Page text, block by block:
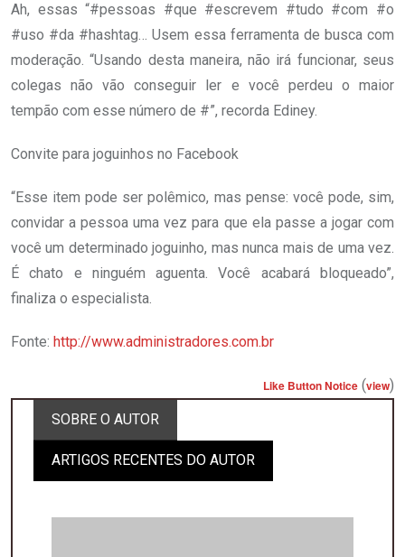
Ah, essas “#pessoas #que #escrevem #tudo #com #o
#uso #da #hashtag… Usem essa ferramenta de busca com
moderação. “Usando desta maneira, não irá funcionar, seus
colegas não vão conseguir ler e você perdeu o maior
tempão com esse número de #”, recorda Ediney.
Convite para joguinhos no Facebook
“Esse item pode ser polêmico, mas pense: você pode, sim,
convidar a pessoa uma vez para que ela passe a jogar com
você um determinado joguinho, mas nunca mais de uma vez.
É chato e ninguém aguenta. Você acabará bloqueado”,
finaliza o especialista.
Fonte: http://www.administradores.com.br
Like Button Notice (view)
SOBRE O AUTOR
ARTIGOS RECENTES DO AUTOR